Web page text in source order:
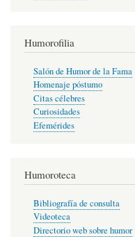
Humorofilia
Salón de Humor de la Fama
Homenaje póstumo
Citas célebres
Curiosidades
Efemérides
Humoroteca
Bibliografía de consulta
Videoteca
Directorio web sobre humor